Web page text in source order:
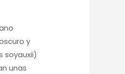
y
soyauxii)
unas